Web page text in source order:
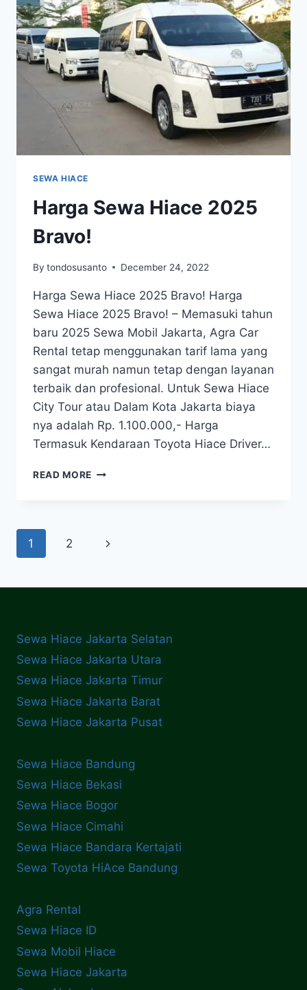
SEWA HIACE
Harga Sewa Hiace 2025
Bravo!
By tondosusanto December 24, 2022
Harga Sewa Hiace 2025 Bravo! Harga
Sewa Hiace 2025 Bravo! – Memasuki tahun
baru 2025 Sewa Mobil Jakarta, Agra Car
Rental tetap menggunakan tarif lama yang
sangat murah namun tetap dengan layanan
terbaik dan profesional. Untuk Sewa Hiace
City Tour atau Dalam Kota Jakarta biaya
nya adalah Rp. 1.100.000,- Harga
Termasuk Kendaraan Toyota Hiace Driver…
READ MORE HARGA
Page
1 2
Next
Sewa Hiace Jakarta Selatan
Sewa Hiace Jakarta Utara
Sewa Hiace Jakarta Timur
Sewa Hiace Jakarta Barat
Sewa Hiace Jakarta Pusat
Sewa Hiace Bandung
Sewa Hiace Bekasi
Sewa Hiace Bogor
Sewa Hiace Cimahi
Sewa Hiace Bandara Kertajati
Sewa Toyota HiAce Bandung
Agra Rental
Sewa Hiace ID
Sewa Mobil Hiace
Sewa Hiace Jakarta